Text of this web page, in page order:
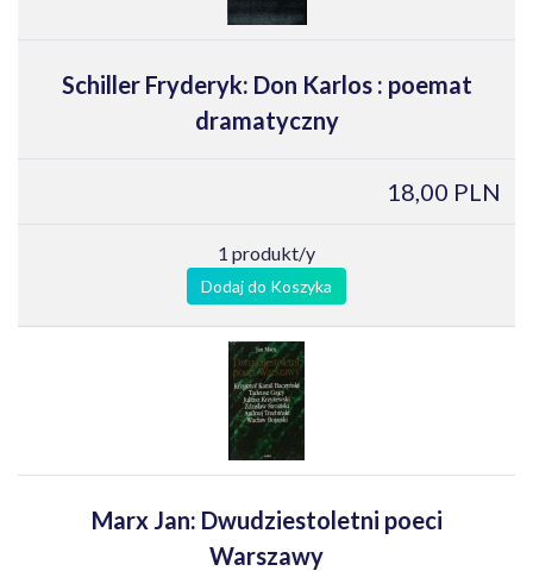
Schiller Fryderyk: Don Karlos : poemat
dramatyczny
18,00 PLN
1 produkt/y
Dodaj do Koszyka
Marx Jan: Dwudziestoletni poeci
Warszawy